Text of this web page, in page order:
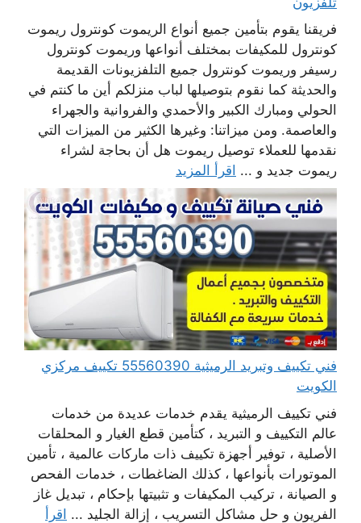
فريقنا يقوم بتأمين جميع أنواع الريموت كونترول ريموت
كونترول للمكيفات بمختلف أنواعها وريموت كونترول
رسيفر وريموت كونترول جميع التلفزيونات القديمة
والحديثة كما نقوم بتوصيلها لباب منزلكم أين ما كنتم في
الحولي ومبارك الكبير والأحمدي والفروانية والجهراء
والعاصمة. ومن ميزاتنا: وغيرها الكثير من الميزات التي
نقدمها للعملاء توصيل ريموت هل أن بحاجة لشراء
ريموت جديد و ... اقرأ المزيد
فني تكييف وتبريد الرميثية 55560390 تكييف مركزي
الكويت
فني تكييف الرميثية يقدم خدمات عديدة من خدمات
عالم التكييف و التبريد ، كتأمين قطع الغيار و المحلقات
الأصلية ، توفير أجهزة تكييف ذات ماركات عالمية ، تأمين
الموتورات بأنواعها ، كذلك الضاغطات ، خدمات الفحص
و الصيانة ، تركيب المكيفات و تثبيتها بإحكام ، تبديل غاز
الفريون و حل مشاكل التسريب ، إزالة الجليد ... اقرأ